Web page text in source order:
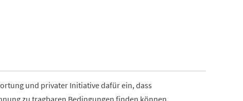
und privater Initiative dafür ein, dass
zu tragbaren Bedingungen finden können.